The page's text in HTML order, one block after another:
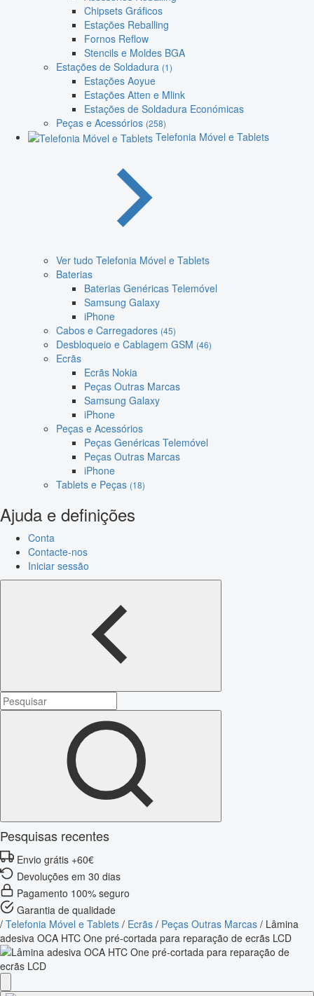
Chipsets Gráficos
Estações Reballing
Fornos Reflow
Stencils e Moldes BGA
Estações de Soldadura (1)
Estações Aoyue
Estações Atten e Mlink
Estações de Soldadura Económicas
Peças e Acessórios (258)
Telefonia Móvel e Tablets
Ver tudo Telefonia Móvel e Tablets
Baterias
Baterias Genéricas Telemóvel
Samsung Galaxy
iPhone
Cabos e Carregadores (45)
Desbloqueio e Cablagem GSM (46)
Ecrãs
Ecrãs Nokia
Peças Outras Marcas
Samsung Galaxy
iPhone
Peças e Acessórios
Peças Genéricas Telemóvel
Peças Outras Marcas
iPhone
Tablets e Peças (18)
Ajuda e definições
Conta
Contacte-nos
Iniciar sessão
Pesquisas recentes
Envio grátis +60€
Devoluções em 30 dias
Pagamento 100% seguro
Garantia de qualidade
/ Telefonia Móvel e Tablets / Ecrãs / Peças Outras Marcas / Lâmina
adesiva OCA HTC One pré-cortada para reparação de ecrãs LCD